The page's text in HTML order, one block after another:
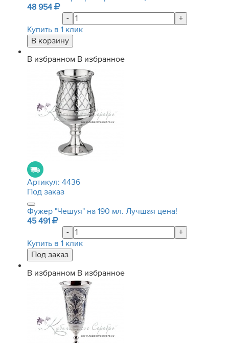
48 954
-
+
Купить в 1 клик
В избранном В избранное
Артикул: 4436
Под заказ
Фужер "Чешуя" на 190 мл. Лучшая цена!
45 491
-
+
Купить в 1 клик
В избранном В избранное